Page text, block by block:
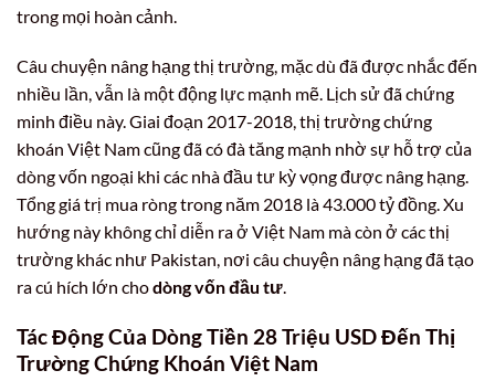
trong mọi hoàn cảnh.
Câu chuyện nâng hạng thị trường, mặc dù đã được nhắc đến
nhiều lần, vẫn là một động lực mạnh mẽ. Lịch sử đã chứng
minh điều này. Giai đoạn 2017-2018, thị trường chứng
khoán Việt Nam cũng đã có đà tăng mạnh nhờ sự hỗ trợ của
dòng vốn ngoại khi các nhà đầu tư kỳ vọng được nâng hạng.
Tổng giá trị mua ròng trong năm 2018 là 43.000 tỷ đồng. Xu
hướng này không chỉ diễn ra ở Việt Nam mà còn ở các thị
trường khác như Pakistan, nơi câu chuyện nâng hạng đã tạo
ra cú hích lớn chodòng vốn đầu tư.
Tác Động Của Dòng Tiền 28 Triệu USDĐến Thị
Trường Chứng Khoán Việt Nam